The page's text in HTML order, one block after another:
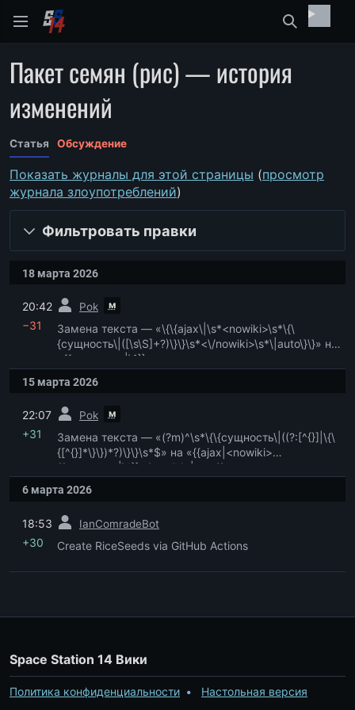
Найти
Пакет семян (рис) — история
изменений
Статья Обсуждение
Показать журналы для этой страницы (просмотр
журнала злоупотреблений)
Фильтровать правки
18 марта 2026
20:42 Pok м
−31
Замена текста — «\{\{ajax\|\s*<nowiki>\s*\{\
{сущность\|([\s\S]+?)\}\}\s*<\/nowiki>\s*\|auto\}\}» на
«{{сущность|\1}}»
15 марта 2026
22:07 Pok м
+31
Замена текста — «(?m)^\s*\{\{сущность\|((?:[^{}]|\{\
{[^{}]*\}\})*?)\}\}\s*$» на «{{ajax|<nowiki>
{{сущность|\1}}</nowiki>|auto}}»
6 марта 2026
18:53 IanComradeBot
+30 Create RiceSeeds via GitHub Actions
Space Station 14 Вики
Политика конфиденциальности Настольная версия